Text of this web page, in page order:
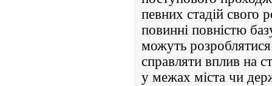
певних стадій свого
повинні повністю
можуть розроблятися
справляти вплив на
у межах міста чи